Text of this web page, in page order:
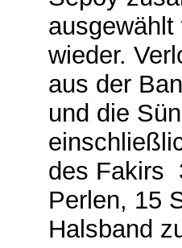
wieder.
aus der
und die
des Fakirs
Perlen, 15
Halsband